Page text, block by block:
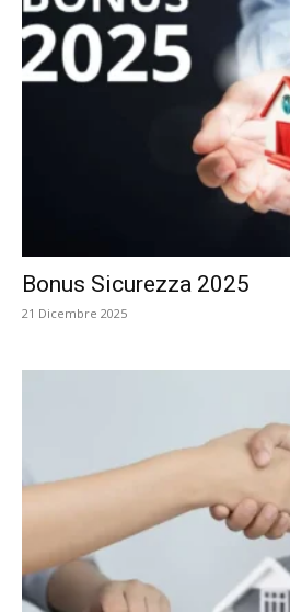
Bonus Sicurezza 2025
21 Dicembre 2025